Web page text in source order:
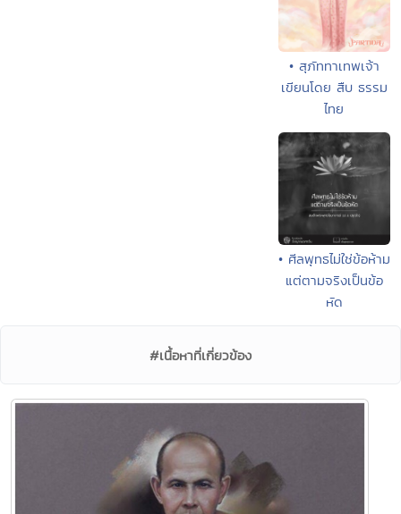
• สุภัททาเทพเจ้า
เขียนโดย สืบ ธรรม
ไทย
• ศีลพุทธไม่ใช่ข้อห้าม
แต่ตามจริงเป็นข้อ
หัด
#เนื้อหาที่เกี่ยวข้อง